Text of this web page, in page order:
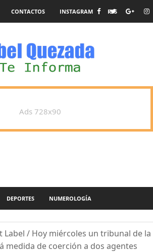
CONTACTOS INSTAGRAM RSS
Ads 728x90
DEPORTES NUMEROLOGÍA
Label / Hoy miércoles un tribunal de la
medida de coerción a dos agentes